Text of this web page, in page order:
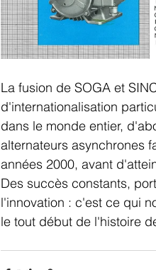
La fusion de SOGA et
d'internationalisation
dans le monde entier,
alternateurs asynchrones
années 2000, avant
Des succès constants,
l'innovation : c'est ce qui
le tout début de l'histoire